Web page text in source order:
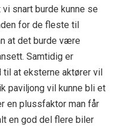
snart burde kunne se
for de fleste til
at det burde være
Samtidig er
at eksterne aktører vil
paviljong vil kunne bli et
en plussfaktor man får
en god del flere biler